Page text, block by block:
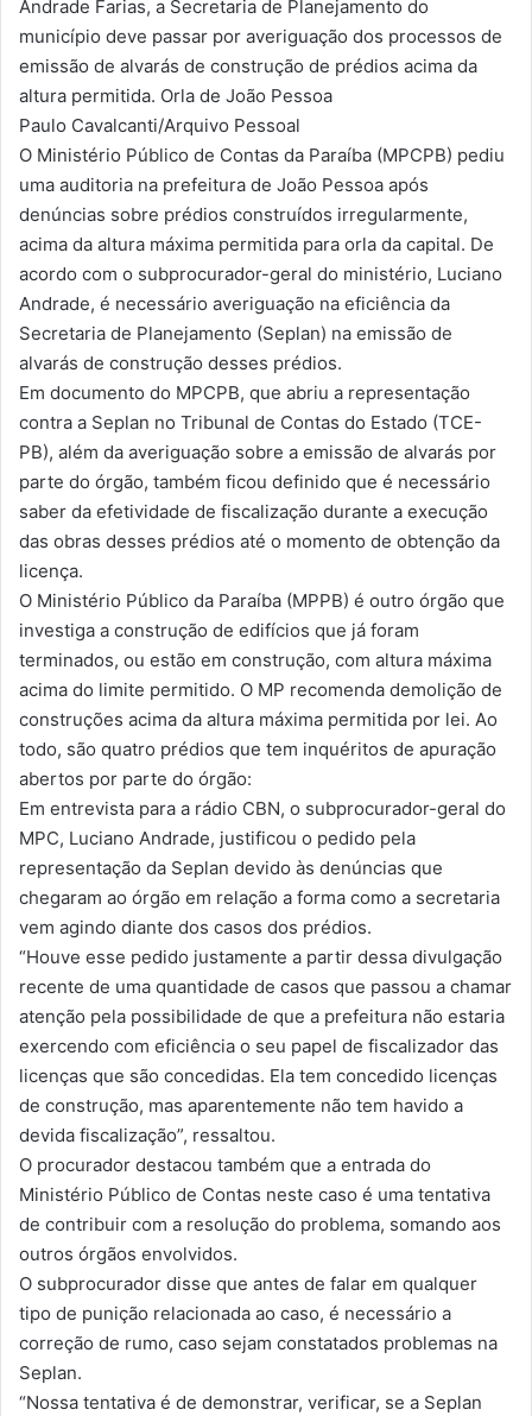
Andrade Farias, a Secretaria de Planejamento do
município deve passar por averiguação dos processos de
emissão de alvarás de construção de prédios acima da
altura permitida. Orla de João Pessoa
Paulo Cavalcanti/Arquivo Pessoal
O Ministério Público de Contas da Paraíba (MPCPB) pediu
uma auditoria na prefeitura de João Pessoa após
denúncias sobre prédios construídos irregularmente,
acima da altura máxima permitida para orla da capital. De
acordo com o subprocurador-geral do ministério, Luciano
Andrade, é necessário averiguação na eficiência da
Secretaria de Planejamento (Seplan) na emissão de
alvarás de construção desses prédios.
Em documento do MPCPB, que abriu a representação
contra a Seplan no Tribunal de Contas do Estado (TCE-
PB), além da averiguação sobre a emissão de alvarás por
parte do órgão, também ficou definido que é necessário
saber da efetividade de fiscalização durante a execução
das obras desses prédios até o momento de obtenção da
licença.
O Ministério Público da Paraíba (MPPB) é outro órgão que
investiga a construção de edifícios que já foram
terminados, ou estão em construção, com altura máxima
acima do limite permitido. O MP recomenda demolição de
construções acima da altura máxima permitida por lei. Ao
todo, são quatro prédios que tem inquéritos de apuração
abertos por parte do órgão:
Em entrevista para a rádio CBN, o subprocurador-geral do
MPC, Luciano Andrade, justificou o pedido pela
representação da Seplan devido às denúncias que
chegaram ao órgão em relação a forma como a secretaria
vem agindo diante dos casos dos prédios.
“Houve esse pedido justamente a partir dessa divulgação
recente de uma quantidade de casos que passou a chamar
atenção pela possibilidade de que a prefeitura não estaria
exercendo com eficiência o seu papel de fiscalizador das
licenças que são concedidas. Ela tem concedido licenças
de construção, mas aparentemente não tem havido a
devida fiscalização”, ressaltou.
O procurador destacou também que a entrada do
Ministério Público de Contas neste caso é uma tentativa
de contribuir com a resolução do problema, somando aos
outros órgãos envolvidos.
O subprocurador disse que antes de falar em qualquer
tipo de punição relacionada ao caso, é necessário a
correção de rumo, caso sejam constatados problemas na
Seplan.
“Nossa tentativa é de demonstrar, verificar, se a Seplan